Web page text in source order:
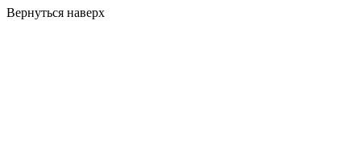
Вернуться наверх